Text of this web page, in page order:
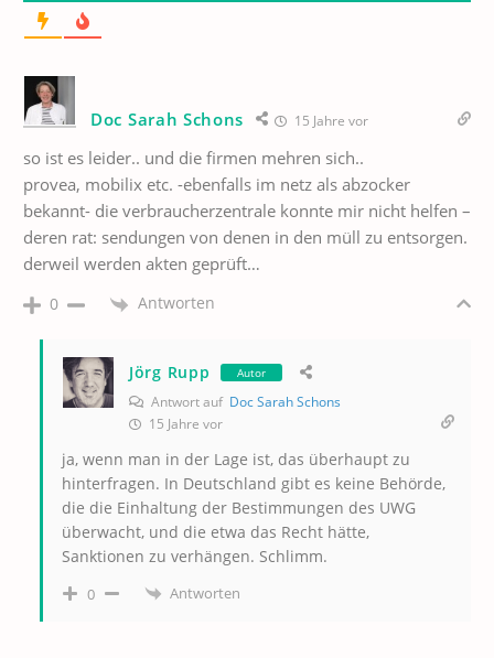
Doc Sarah Schons 15 Jahre vor
so ist es leider.. und die firmen mehren sich..
provea, mobilix etc. -ebenfalls im netz als abzocker
bekannt- die verbraucherzentrale konnte mir nicht helfen –
deren rat: sendungen von denen in den müll zu entsorgen.
derweil werden akten geprüft…
0 Antworten
Jörg Rupp Autor
Antwort auf Doc Sarah Schons
15 Jahre vor
ja, wenn man in der Lage ist, das überhaupt zu
hinterfragen. In Deutschland gibt es keine Behörde,
die die Einhaltung der Bestimmungen des UWG
überwacht, und die etwa das Recht hätte,
Sanktionen zu verhängen. Schlimm.
0 Antworten